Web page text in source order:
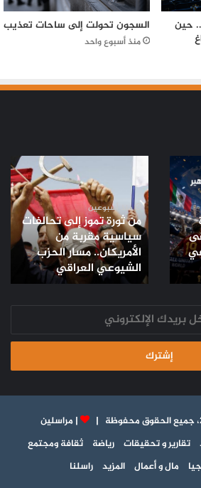
حين
السجون تحولت إلى ساحات تعذيب
منذ أسبوع واحد
في
ثورة
تموز
إلى
تحالفات
سياسية
مقربة
من
الأمريكان..
الحزب
الشيوعي
العراقي
منذ أسبوعين
من ثورة تموز إلى تحالفات
سياسية مقربة من
الأمريكان.. مسار الحزب
الشيوعي العراقي
|مراسلين
تقارير و تحقيقات رياضة
ثقافة ومجتمع
مال و أعمال المزيد راسلنا